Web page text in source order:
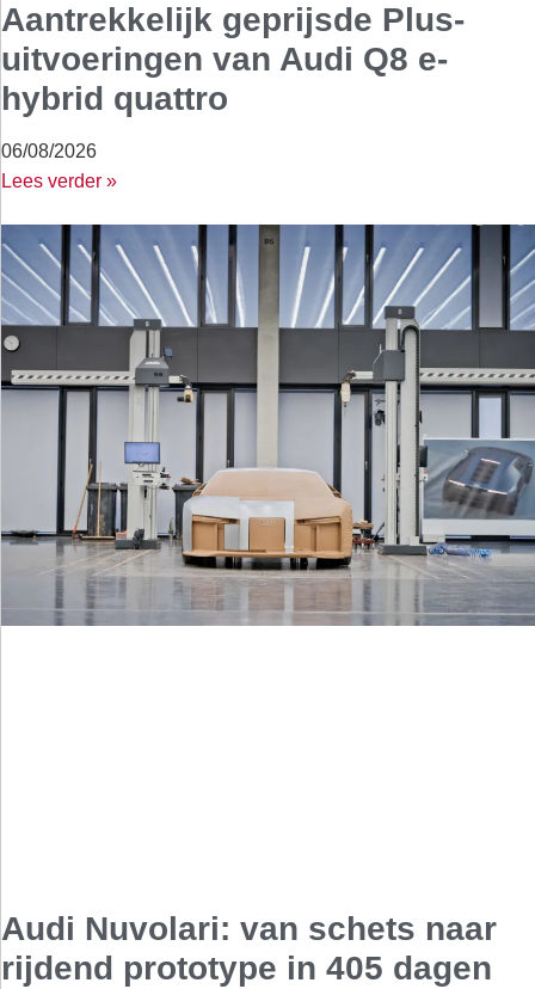
Aantrekkelijk geprijsde Plus-
uitvoeringen van Audi Q8 e-
hybrid quattro
06/08/2026
Lees verder »
Audi Nuvolari: van schets naar
rijdend prototype in 405 dagen